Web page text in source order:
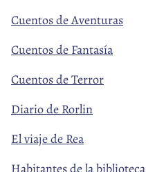
Cuentos de Aventuras
Cuentos de Fantasía
Cuentos de Terror
Diario de Rorlin
El viaje de Rea
Habitantes de la biblioteca